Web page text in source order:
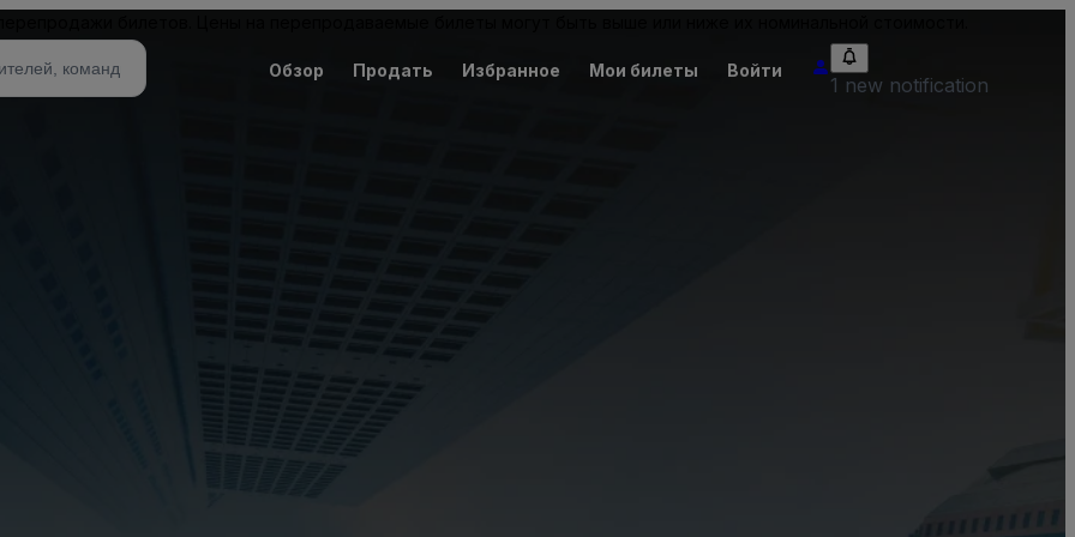
Обзор Продать Избранное Мои билеты Войти
1 new notification